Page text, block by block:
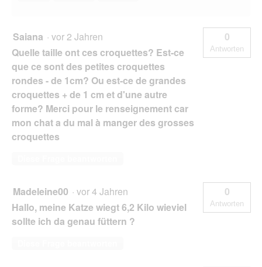
Saiana · vor 2 Jahren
Quelle taille ont ces croquettes? Est-ce
que ce sont des petites croquettes
rondes - de 1cm? Ou est-ce de grandes
croquettes + de 1 cm et d'une autre
forme? Merci pour le renseignement car
mon chat a du mal à manger des grosses
croquettes
0
Antworten
Madeleine00 · vor 4 Jahren
Hallo, meine Katze wiegt 6,2 Kilo wieviel
sollte ich da genau füttern ?
0
Antworten